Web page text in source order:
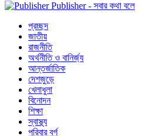
Publisher - সবার কথা বলে
প্রচ্ছদ
জাতীয়
রাজনীতি
অর্থনীতি ও বানির্জ্য
আন্তর্জাতিক
দেশজুড়ে
খেলাধুলা
বিনোদন
শিক্ষা
স্বাস্থ্য
পরিবার বর্গ